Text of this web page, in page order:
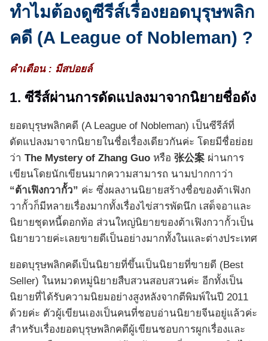
ทำไมต้องดูซีรีส์เรื่องยอดบุรุษพลิก
คดี (A League of Nobleman) ?
คำเตือน : มีสปอยล์
1. ซีรีส์ผ่านการดัดแปลงมาจากนิยายชื่อดัง
ยอดบุรุษพลิกคดี (A League of Nobleman) เป็นซีรีส์ที่
ดัดแปลงมาจากนิยายในชื่อเรื่องเดียวกันค่ะ โดยมีชื่อย่อย
ว่า The Mystery of Zhang Guo หรือ 张公案 ผ่านการ
เขียนโดยนักเขียนมากความสามารถ นามปากกาว่า
“ต้าเฟิงกวากั้ว” ค่ะ ซึ่งผลงานนิยายสร้างชื่อของต้าเฟิงก
วากั้วก็มีหลายเรื่องมากทั้งเรื่องไข่สารพัดนึก เสด็จอาและ
นิยายชุดหนี้ดอกท้อ ส่วนใหญ่นิยายของต้าเฟิงกวากั้วเป็น
นิยายวายค่ะเลยขายดีเป็นอย่างมากทั้งในและต่างประเทศ
ยอดบุรุษพลิกคดีเป็นนิยายที่ขึ้นเป็นนิยายที่ขายดี (Best
Seller) ในหมวดหมู่นิยายสืบสวนสอบสวนค่ะ อีกทั้งเป็น
นิยายที่ได้รับความนิยมอย่างสูงหลังจากตีพิมพ์ในปี 2011
ด้วยค่ะ ตัวผู้เขียนเองเป็นคนที่ชอบอ่านนิยายจีนอยู่แล้วค่ะ
สำหรับเรื่องยอดบุรุษพลิกคดีผู้เขียนชอบการผูกเรื่องและ